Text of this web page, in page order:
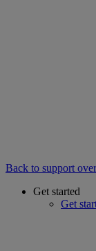
Back to support
Get started
Get